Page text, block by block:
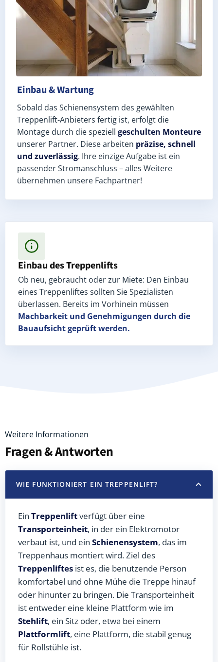
Einbau & Wartung
Sobald das Schienensystem des gewählten
Treppenlift-Anbieters fertig ist, erfolgt die
Montage durch die speziell geschulten Monteure
unserer Partner. Diese arbeiten präzise, schnell
und zuverlässig. Ihre einzige Aufgabe ist ein
passender Stromanschluss – alles Weitere
übernehmen unsere Fachpartner!
Einbau des Treppenlifts
Ob neu, gebraucht oder zur Miete: Den Einbau
eines Treppenliftes sollten Sie Spezialisten
überlassen. Bereits im Vorhinein müssen
Machbarkeit und Genehmigungen durch die
Bauaufsicht geprüft werden.
Weitere Informationen
Fragen & Antworten
WIE FUNKTIONIERT EIN TREPPENLIFT?
Ein Treppenliftverfügt über eine
Transporteinheit, in der ein Elektromotor
verbaut ist, und ein Schienensystem, das im
Treppenhaus montiert wird. Ziel des
Treppenliftes ist es, die benutzende Person
komfortabel und ohne Mühe die Treppe hinauf
oder hinunter zu bringen. Die Transporteinheit
ist entweder eine kleine Plattform wie im
Stehlift, ein Sitz oder, etwa bei einem
Plattformlift, eine Plattform, die stabil genug
für Rollstühle ist.